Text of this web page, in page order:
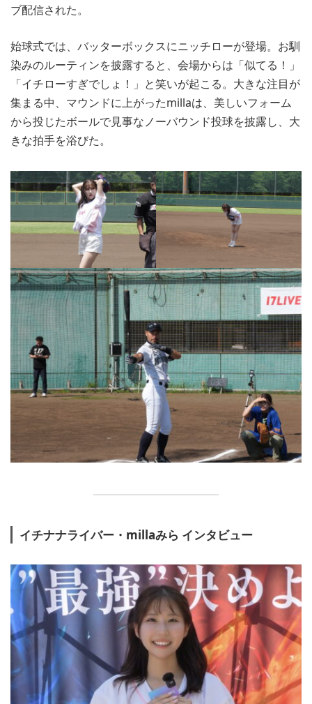
ブ配信された。
始球式では、バッターボックスにニッチローが登場。お馴
染みのルーティンを披露すると、会場からは「似てる！」
「イチローすぎでしょ！」と笑いが起こる。大きな注目が
集まる中、マウンドに上がったmillaは、美しいフォーム
から投じたボールで見事なノーバウンド投球を披露し、大
きな拍手を浴びた。
イチナナライバー・millaみら インタビュー